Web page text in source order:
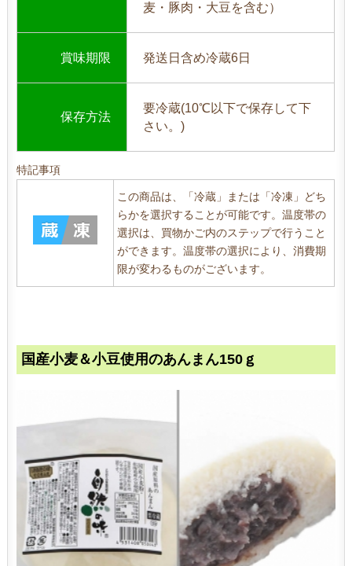
麦・豚肉・大豆を含む）
賞味期限 発送日含め冷蔵6日
保存方法
要冷蔵(10℃以下で保存して下
さい。)
特記事項
この商品は、「冷蔵」または「冷凍」どち
らかを選択することが可能です。温度帯の
選択は、買物かご内のステップで行うこと
ができます。温度帯の選択により、消費期
限が変わるものがございます。
国産小麦＆小豆使用のあんまん150ｇ